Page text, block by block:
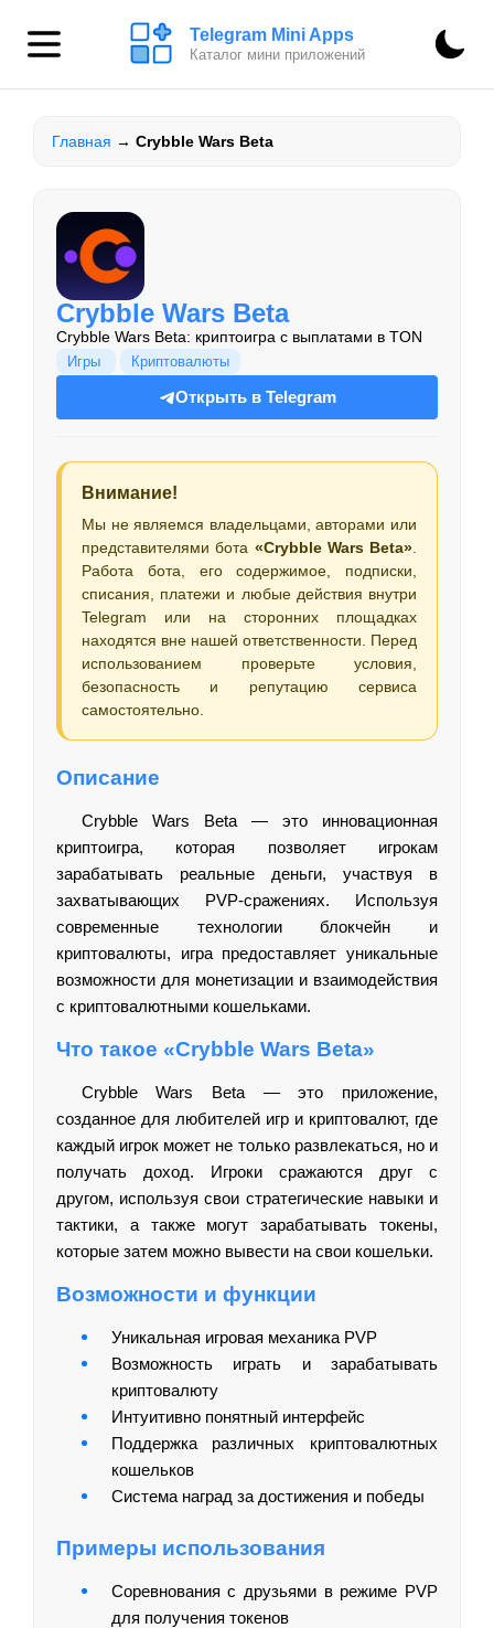
Telegram Mini Apps
Каталог мини приложений
Главная → Crybble Wars Beta
Crybble Wars Beta
Crybble Wars Beta: криптоигра с выплатами в TON
Игры Криптовалюты
Открыть в Telegram
Внимание!
Мы не являемся владельцами, авторами или
представителями бота «Crybble Wars Beta»
Работа бота, его содержимое, подписки,
списания, платежи и любые действия внутри
Telegram или на сторонних площадках
находятся вне нашей ответственности. Перед
использованием проверьте условия,
безопасность и репутацию сервиса
самостоятельно.
Описание
Crybble Wars Beta — это инновационная
криптоигра, которая позволяет игрокам
зарабатывать реальные деньги, участвуя в
захватывающих PVP-сражениях. Используя
современные технологии блокчейн и
криптовалюты, игра предоставляет уникальные
возможности для монетизации и взаимодействия
с криптовалютными кошельками.
Что такое «Crybble Wars Beta»
Crybble Wars Beta — это приложение,
созданное для любителей игр и криптовалют, где
каждый игрок может не только развлекаться, но и
получать доход. Игроки сражаются друг с
другом, используя свои стратегические навыки и
тактики, а также могут зарабатывать токены,
которые затем можно вывести на свои кошельки.
Возможности и функции
Уникальная игровая механика PVP
Возможность играть и зарабатывать
криптовалюту
Интуитивно понятный интерфейс
Поддержка различных криптовалютных
кошельков
Система наград за достижения и победы
Примеры использования
Соревнования с друзьями в режиме PVP
для получения токенов